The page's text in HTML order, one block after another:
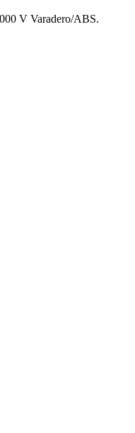
V Varadero/ABS.